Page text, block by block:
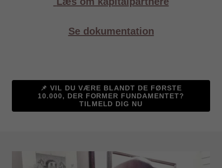
Se dokumentation
📌 VIL DU VÆRE BLANDT DE FØRSTE
10.000, DER FORMER FUNDAMENTET?
TILMELD DIG NU